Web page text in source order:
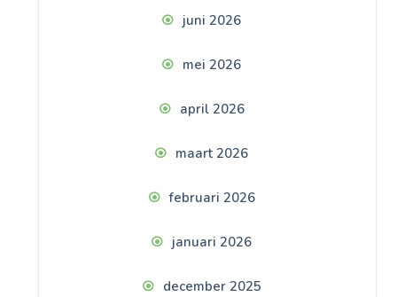
juni 2026
mei 2026
april 2026
maart 2026
februari 2026
januari 2026
december 2025